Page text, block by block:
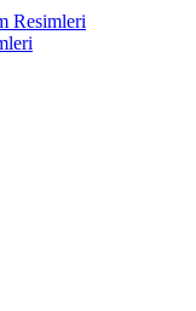
Resimleri